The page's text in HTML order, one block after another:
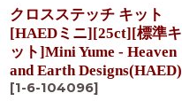
クロスステッチ キット
[HAEDミニ][25ct][標準キ
ット]Mini Yume - Heaven
and Earth Designs(HAED)
[1-6-104096]